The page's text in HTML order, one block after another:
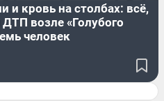
и кровь на столбах: всё,
возле «Голубого
человек